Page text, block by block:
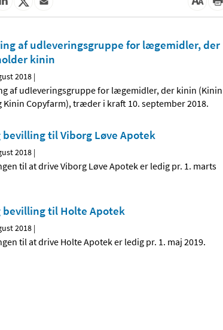
af udleveringsgruppe for lægemidler, der
kinin
2018 |
af udleveringsgruppe for lægemidler, der kinin (Kinin
Kinin Copyfarm), træder i kraft 10. september 2018.
bevilling til Viborg Løve Apotek
2018 |
til at drive Viborg Løve Apotek er ledig pr. 1. marts
bevilling til Holte Apotek
2018 |
til at drive Holte Apotek er ledig pr. 1. maj 2019.